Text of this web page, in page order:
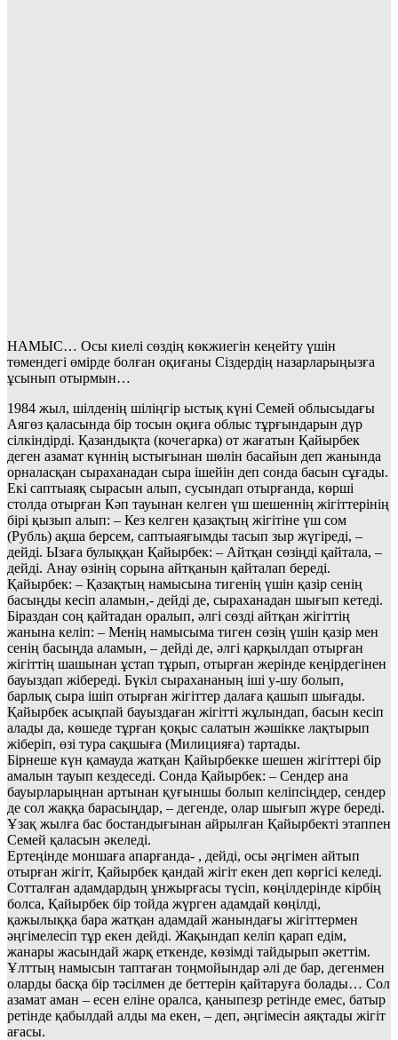
НАМЫС… Осы киелі сөздің көкжиегін кеңейту үшін
төмендегі өмірде болған оқиғаны Сіздердің назарларыңызға
ұсынып отырмын…
1984 жыл, шілденің шіліңгір ыстық күні Семей облысыдағы
Аягөз қаласында бір тосын оқиға облыс тұрғындарын дүр
сілкіндірді. Қазандықта (кочегарка) от жағатын Қайырбек
деген азамат күннің ыстығынан шөлін басайын деп жанында
орналасқан сыраханадан сыра ішейін деп сонда басын сұғады.
Екі саптыаяқ сырасын алып, сусындап отырғанда, көрші
столда отырған Кәп тауынан келген үш шешеннің жігіттерінің
бірі қызып алып: – Кез келген қазақтың жігітіне үш сом
(Рубль) ақша берсем, саптыаяғымды тасып зыр жүгіреді, –
дейді. Ызаға булыққан Қайырбек: – Айтқан сөзіңді қайтала, –
дейді. Анау өзінің сорына айтқанын қайталап береді.
Қайырбек: – Қазақтың намысына тигенің үшін қазір сенің
басыңды кесіп аламын,- дейді де, сыраханадан шығып кетеді.
Біраздан соң қайтадан оралып, әлгі сөзді айтқан жігіттің
жанына келіп: – Менің намысыма тиген сөзің үшін қазір мен
сенің басыңда аламын, – дейді де, әлгі қарқылдап отырған
жігіттің шашынан ұстап тұрып, отырған жерінде кеңірдегінен
бауыздап жібереді. Бүкіл сырахананың іші у-шу болып,
барлық сыра ішіп отырған жігіттер далаға қашып шығады.
Қайырбек асықпай бауыздаған жігітті жұлындап, басын кесіп
алады да, көшеде тұрған қоқыс салатын жәшікке лақтырып
жіберіп, өзі тура сақшыға (Милицияға) тартады.
Бірнеше күн қамауда жатқан Қайырбекке шешен жігіттері бір
амалын тауып кездеседі. Сонда Қайырбек: – Сендер ана
бауырларыңнан артынан қуғыншы болып келіпсіңдер, сендер
де сол жаққа барасыңдар, – дегенде, олар шығып жүре береді.
Ұзақ жылға бас бостандығынан айрылған Қайырбекті этаппен
Семей қаласын әкеледі.
Ертеңінде моншаға апарғанда- , дейді, осы әңгімен айтып
отырған жігіт, Қайырбек қандай жігіт екен деп көргісі келеді.
Сотталған адамдардың ұнжырғасы түсіп, көңілдерінде кірбің
болса, Қайырбек бір тойда жүрген адамдай көңілді,
қажылыққа бара жатқан адамдай жанындағы жігіттермен
әңгімелесіп тұр екен дейді. Жақындап келіп қарап едім,
жанары жасындай жарқ еткенде, көзімді тайдырып әкеттім.
Ұлттың намысын таптаған тоңмойындар әлі де бар, дегенмен
оларды басқа бір тәсілмен де беттерін қайтаруға болады… Сол
азамат аман – есен еліне оралса, қаныпезр ретінде емес, батыр
ретінде қабылдай алды ма екен, – деп, әңгімесін аяқтады жігіт
ағасы.